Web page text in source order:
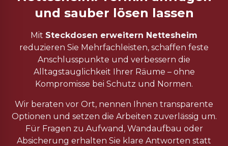
und sauber lösen lassen
Mit Steckdosen erweitern Nettesheim
reduzieren Sie Mehrfachleisten, schaffen feste
Anschlusspunkte und verbessern die
Alltagstauglichkeit Ihrer Räume – ohne
Kompromisse bei Schutz und Normen.
Wir beraten vor Ort, nennen Ihnen transparente
Optionen und setzen die Arbeiten zuverlässig um.
Für Fragen zu Aufwand, Wandaufbau oder
Absicherung erhalten Sie klare Antworten statt